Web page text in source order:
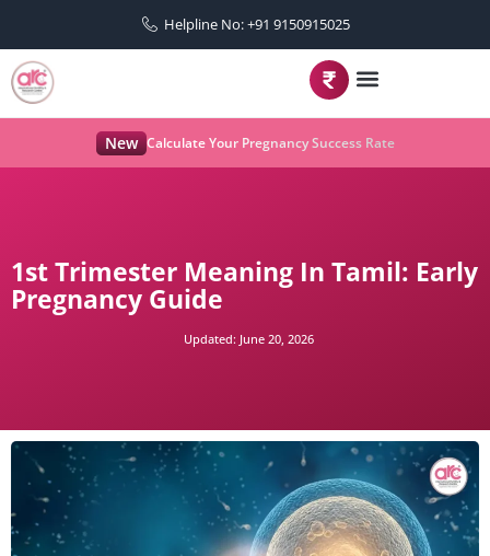
Helpline No: +91 9150915025
New Calculate Your Pregnancy Success Rate
1st Trimester Meaning In Tamil: Early
Pregnancy Guide
Updated: June 20, 2026